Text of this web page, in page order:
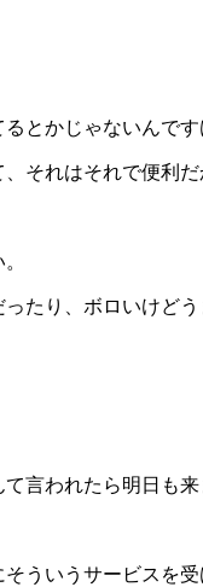
とかじゃないんです
それはそれで便利
たり、ボロいけど
言われたら明日も来
ういうサービスを受